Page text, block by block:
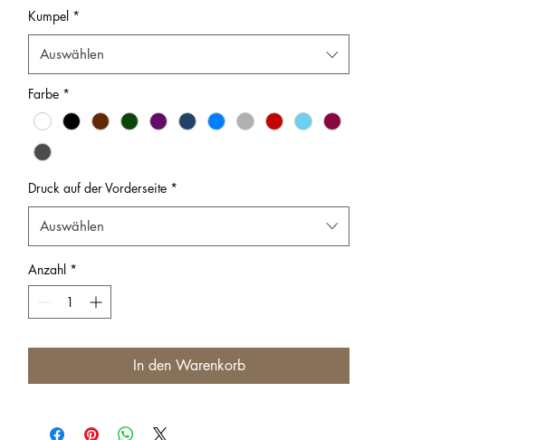
Kumpel *
Auswählen
Farbe *
Druck auf der Vorderseite *
Auswählen
Anzahl *
In den Warenkorb